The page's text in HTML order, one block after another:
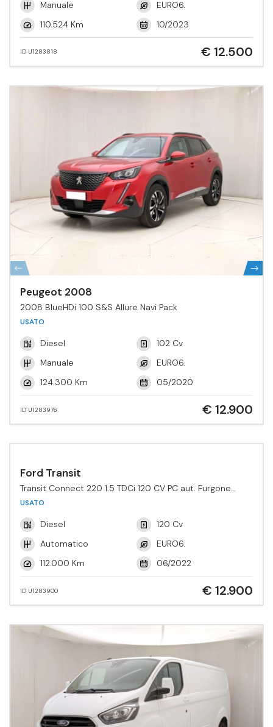
Manuale
EURO6.
110.524 Km
10/2023
ID U1283818 € 12.500
Peugeot 2008
2008 BlueHDi 100 S&S Allure Navi Pack
USATO
Diesel
102 Cv
Manuale
EURO6.
124.300 Km
05/2020
ID U1283976 € 12.900
Ford Transit
Transit Connect 220 1.5 TDCi 120 CV PC aut. Furgone
Active
USATO
Diesel
120 Cv
Automatico
EURO6.
112.000 Km
06/2022
ID U1283900 € 12.900